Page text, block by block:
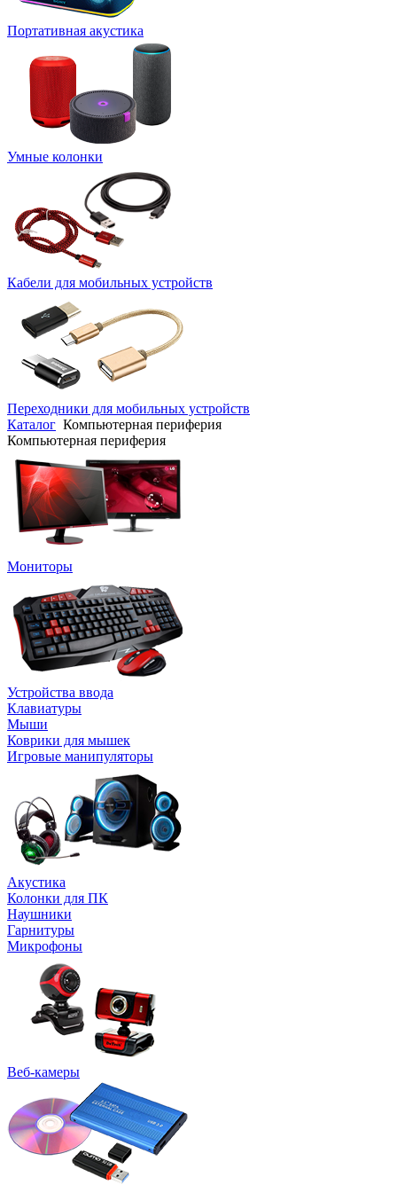
Портативная акустика
Умные колонки
Кабели для мобильных устройств
Переходники для мобильных устройств
Каталог Компьютерная периферия
Компьютерная периферия
Мониторы
Устройства ввода
Клавиатуры
Мыши
Коврики для мышек
Игровые манипуляторы
Акустика
Колонки для ПК
Наушники
Гарнитуры
Микрофоны
Веб-камеры